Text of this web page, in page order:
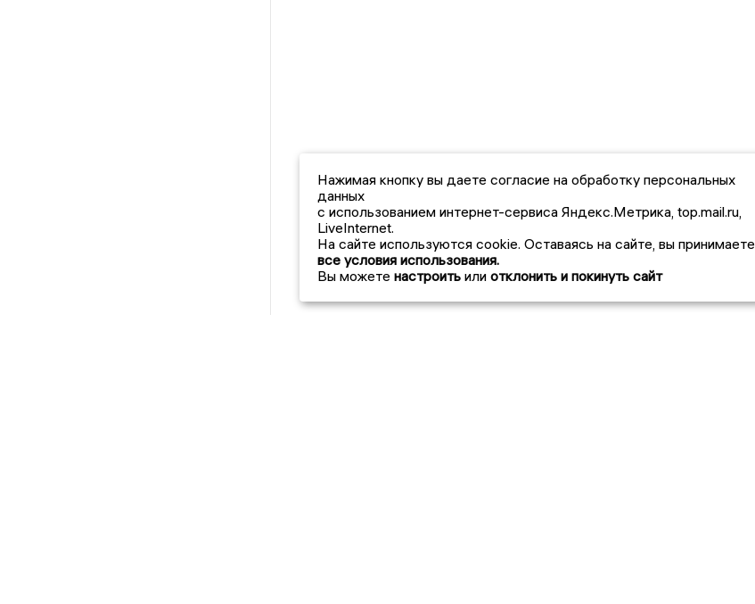
Нажимая кнопку вы даете согласие на обработку персональных
данных
с использованием интернет-сервиса Яндекс.Метрика, top.mail.ru,
LiveInternet.
На сайте используются cookie. Оставаясь на сайте, вы принимаете
все условия использования.
Вы можете настроить или отклонить и покинуть сайт